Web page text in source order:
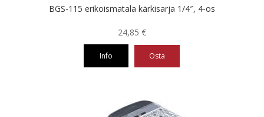
BGS-115 erikoismatala kärkisarja 1/4″, 4-os
24,85 €
Info Osta